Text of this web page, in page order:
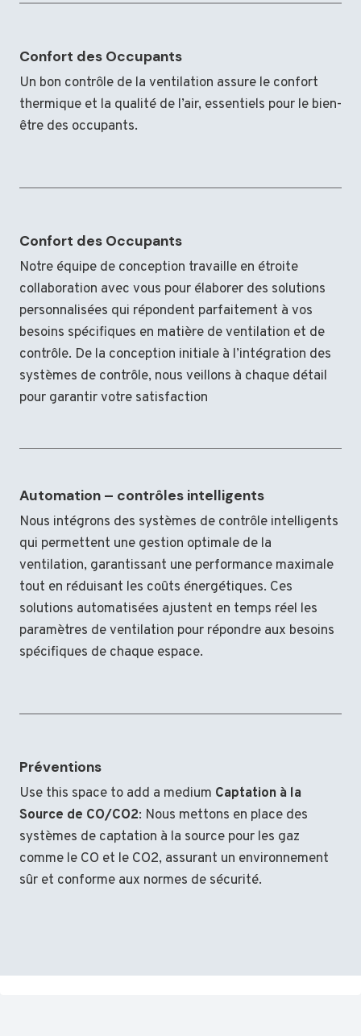
Confort des Occupants
Un bon contrôle de la ventilation assure le confort
thermique et la qualité de l’air, essentiels pour le bien-
être des occupants.
Confort des Occupants
Notre équipe de conception travaille en étroite
collaboration avec vous pour élaborer des solutions
personnalisées qui répondent parfaitement à vos
besoins spécifiques en matière de ventilation et de
contrôle. De la conception initiale à l’intégration des
systèmes de contrôle, nous veillons à chaque détail
pour garantir votre satisfaction
Automation – contrôles intelligents
Nous intégrons des systèmes de contrôle intelligents
qui permettent une gestion optimale de la
ventilation, garantissant une performance maximale
tout en réduisant les coûts énergétiques. Ces
solutions automatisées ajustent en temps réel les
paramètres de ventilation pour répondre aux besoins
spécifiques de chaque espace.
Préventions
Use this space to add a medium Captation à la
Source de CO/CO2: Nous mettons en place des
systèmes de captation à la source pour les gaz
comme le CO et le CO2, assurant un environnement
sûr et conforme aux normes de sécurité.